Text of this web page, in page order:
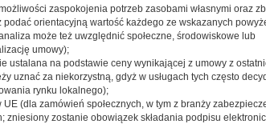
zaspokojenia potrzeb zasobami własnymi oraz
orientacyjną wartość każdego ze wskazanych
może też uwzględnić społeczne, środowiskowe lub
umowy);
ustalana na podstawie ceny wynikającej z umowy z
uznać za niekorzystną, gdyż w usługach tych często
rynku lokalnego);
(dla zamówień społecznych, w tym z branży
zostanie obowiązek składania podpisu